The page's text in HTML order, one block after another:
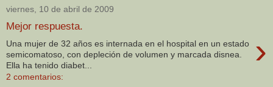
viernes, 10 de abril de 2009
Mejor respuesta.
›
Una mujer de 32 años es internada en el hospital en un estado
semicomatoso, con depleción de volumen y marcada disnea.
Ella ha tenido diabet...
2 comentarios: